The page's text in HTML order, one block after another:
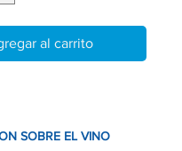
al carrito
SOBRE EL VINO